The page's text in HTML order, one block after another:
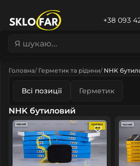
+38 093
Головна Герметик та рідини NHK
Всі позиції Герметик
NHK бутиловий